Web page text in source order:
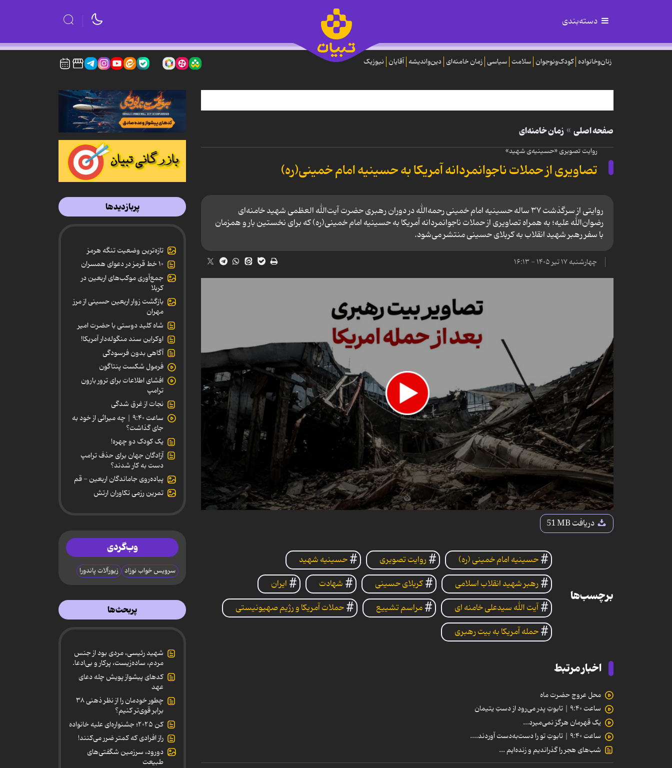
دسته‌بندی
زنان‌وخانواده کودک‌ونوجوان سلامت سیاسی زمان خامنه‌ای دین‌واندیشه آقایان نیوزیک
صفحه اصلی زمان خامنه‌ای
روایت تصویری «حسینیه‌ی شهید»
تصاویری از حملات ناجوانمردانه آمریکا به حسینیه امام خمینی(ره)
روایتی از سرگذشت ۳۷ ساله‌ حسینیه‌ امام خمینی رحمه‌الله در دوران رهبری حضرت آیت‌الله العظمی شهید خامنه‌ای
رضوان‌الله علیه؛ به همراه تصاویری از حملات ناجوانمردانه آمریکا به حسینیه امام خمینی(ره) که برای نخستین بار و همزمان
با سفر رهبر شهید انقلاب به کربلای حسینی منتشر می‌شود.
چهارشنبه ۱۷ تیر ۱۴۰۵ - ۱۶:۱۳
0
دریافت51 MB
برچسب‌ها
حسینیه امام خمینی (ره) روایت تصویری
حسینیه‌ شهید
رهبر شهید انقلاب اسلامی
کربلای حسینی شهادت
ایران
آیت الله سیدعلی خامنه ای
مراسم تشییع
حملات آمریکا و رژیم صهیونیستی
حمله آمریکا به بیت رهبری
اخبار مرتبط
محل عروج حضرت ماه
ساعت ۹:۴۰ | تابوتِ پدر می‌رود از دستِ یتیمان
یک قهرمان هرگز نمی‌میرد...
ساعت ۹:۴۰ | تابوتِ تو را دست‌به‌دست آوردند....
شب‌های هجر را گذراندیم و زنده‌ایم ...
پربازدیدها
تازه‌ترین وضعیت تنگه هرمز
۱۰ خط قرمز در دعوای همسران
جمع‌آوری موکب‌های اربعین در
کربلا
بازگشت زوار اربعین حسینی از مرز
مهران
شاه کلید دوستی با حضرت امیر
اوکراین سند منگوله‌دار آمریکا!
آگاهی بدون فرسودگی
فرمول شکست پنتاگون
افشای اطلاعات برای ترور بارون
ترامپ
نجات از غرق شدگی
ساعت ۹:۴۰ | چه میراثی از خود به
جای گذاشت؟
یک کودک دو چهره!
آزادگان جهان برای حذف ترامپ
دست به کار شدند؟
پیاده‌روی جاماندگان اربعین - قم
تمرین رزمی تکاوران ارتش
وب‌گردی
سرویس خواب نوزاد زیورآلات پاندورا
پربحث‌ها
شهید رئیسی، مردی بود از جنس
مردم، ساده‌زیست، پرکار و بی‌ادعا.
کدهای پیشواز پویش چله دعای
عهد
چطور خودمان را از نظر ذهنی ۳۸
برابر قوی‌تر کنیم؟
کن ۲۰۲۵؛ جشنواره‌ای علیه خانواده
راز افرادی که کمتر ضرر می‌کنند!
دورود، سرزمین شگفتی‌های
طبیعت